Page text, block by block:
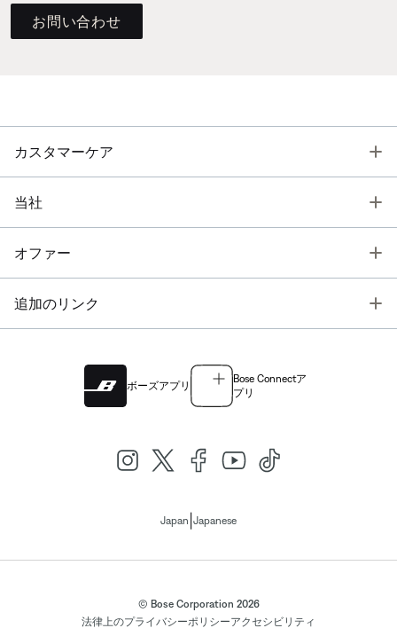
お問い合わせ
カスタマーケア
当社
オファー
追加のリンク
ボーズアプリ
Bose Connectア
プリ
Japan Japanese
© Bose Corporation 2026
法律上のプライバシーポリシーアクセシビリティ